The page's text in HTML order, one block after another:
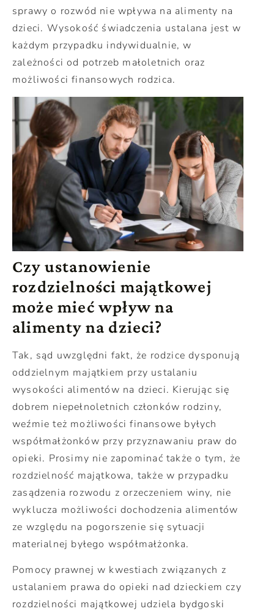
sprawy o rozwód nie wpływa na alimenty na
dzieci. Wysokość świadczenia ustalana jest w
każdym przypadku indywidualnie, w
zależności od potrzeb małoletnich oraz
możliwości finansowych rodzica.
Czy ustanowienie
rozdzielności majątkowej
może mieć wpływ na
alimenty na dzieci?
Tak, sąd uwzględni fakt, że rodzice dysponują
oddzielnym majątkiem przy ustalaniu
wysokości alimentów na dzieci. Kierując się
dobrem niepełnoletnich członków rodziny,
weźmie też możliwości finansowe byłych
współmałżonków przy przyznawaniu praw do
opieki. Prosimy nie zapominać także o tym, że
rozdzielność majątkowa, także w przypadku
zasądzenia rozwodu z orzeczeniem winy, nie
wyklucza możliwości dochodzenia alimentów
ze względu na pogorszenie się sytuacji
materialnej byłego współmałżonka.
Pomocy prawnej w kwestiach związanych z
ustalaniem prawa do opieki nad dzieckiem czy
rozdzielności majątkowej udziela bydgoski